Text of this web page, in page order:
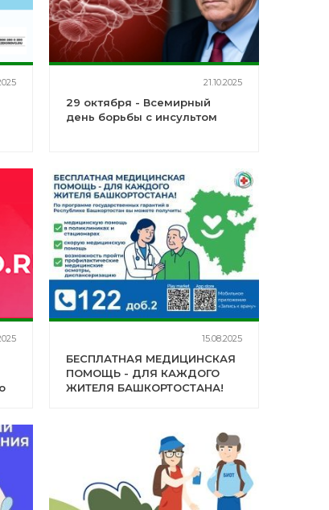
21.10.2025
29 октября - Всемирный
день борьбы с инсультом
15.08.2025
БЕСПЛАТНАЯ МЕДИЦИНСКАЯ
ПОМОЩЬ - ДЛЯ КАЖДОГО
ЖИТЕЛЯ БАШКОРТОСТАНА!